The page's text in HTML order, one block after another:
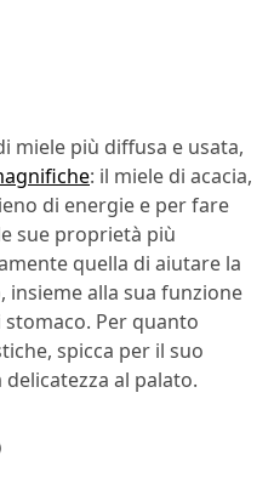
miele più diffusa e usata,
: il miele di acacia,
di energie e per fare
sue proprietà più
quella di aiutare la
insieme alla sua funzione
stomaco. Per quanto
spicca per il suo
al palato.